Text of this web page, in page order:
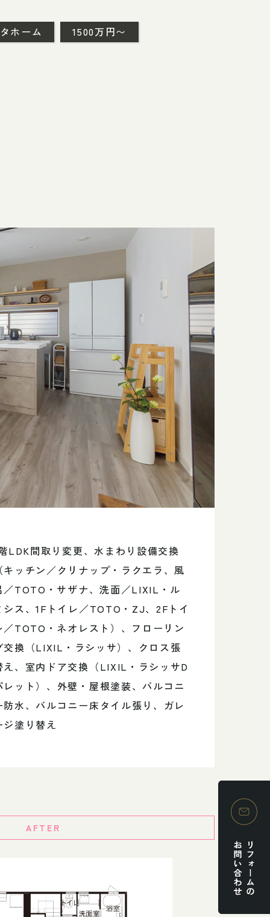
ホーム 1500万円〜
LDK間取り変更、水まわり設備交換
キッチン／クリナップ・ラクエラ、風
／TOTO・サザナ、洗面／LIXIL・ル
シス、1Fトイレ／TOTO・ZJ、2Fトイ
／TOTO・ネオレスト）、フローリン
交換（LIXIL・ラシッサ）、クロス張
え、室内ドア交換（LIXIL・ラシッサD
レット）、外壁・屋根塗装、バルコニ
防水、バルコニー床タイル張り、ガレ
ジ塗り替え
AFTER